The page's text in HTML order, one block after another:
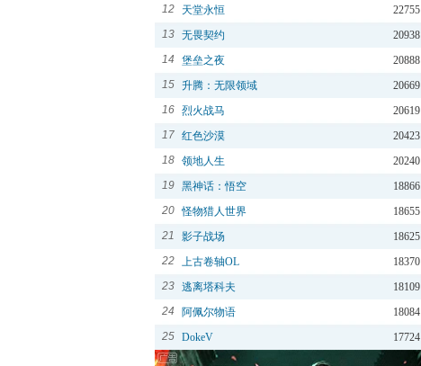
12
22755
天堂永恒
13
20938
无畏契约
14
20888
堡垒之夜
15
20669
升腾：无限领域
16
20619
烈火战马
17
20423
红色沙漠
18
20240
领地人生
19
18866
黑神话：悟空
20
18655
怪物猎人世界
21
18625
影子战场
22
18370
上古卷轴OL
23
18109
逃离塔科夫
24
18084
阿佩尔物语
25
17724
DokeV